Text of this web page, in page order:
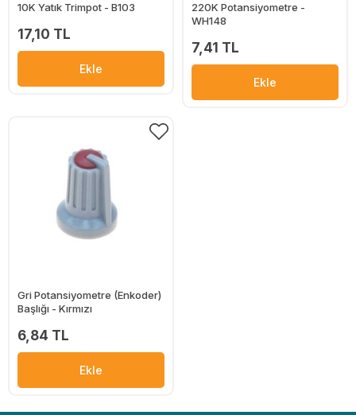
10K Yatık Trimpot - B103
17,10 TL
Ekle
220K Potansiyometre -
WH148
7,41 TL
Ekle
Gri Potansiyometre (Enkoder)
Başlığı - Kırmızı
6,84 TL
Ekle